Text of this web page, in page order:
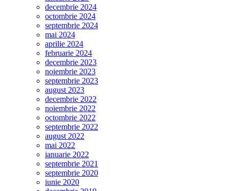
decembrie 2024
octombrie 2024
septembrie 2024
mai 2024
aprilie 2024
februarie 2024
decembrie 2023
noiembrie 2023
septembrie 2023
august 2023
decembrie 2022
noiembrie 2022
octombrie 2022
septembrie 2022
august 2022
mai 2022
ianuarie 2022
septembrie 2021
septembrie 2020
iunie 2020